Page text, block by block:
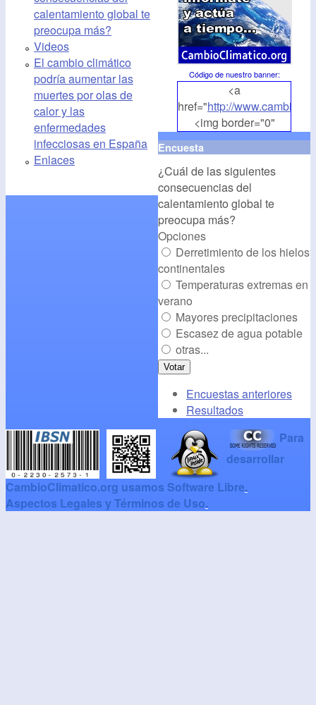
calentamiento global te
preocupa más?
Videos
El cambio climático
podría aumentar las
muertes por olas de
calor y las
enfermedades
infecciosas en España
Enlaces
Código de nuestro banner:
<a
href="http://
<img border="0"
align="middle"
src="http://
alt="CambioClimatico.org"
/></a>
Encuesta
¿Cuál de las siguientes
consecuencias del
calentamiento global te
preocupa más?
Opciones
Derretimiento de los hielos
continentales
Temperaturas extremas en
verano
Mayores precipitaciones
Escasez de agua potable
otras...
Encuestas anteriores
Resultados
Para
desarrollar
CambioClimatico.org usamos Software Libre.
Aspectos Legales y Términos de Uso.